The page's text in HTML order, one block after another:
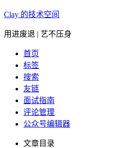
Clay 的技术空间
用进废退 | 艺不压身
首页
标签
搜索
友链
面试指南
评论管理
公众号编辑器
文章目录